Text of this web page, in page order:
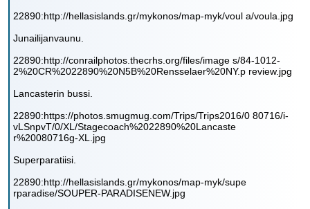
22890:http://hellasislands.gr/mykonos/map-myk/voul a/voula.jpg
Junailijanvaunu.
22890:http://conrailphotos.thecrhs.org/files/image s/84-1012-
2%20CR%2022890%20N5B%20Rensselaer%20NY.p review.jpg
Lancasterin bussi.
22890:https://photos.smugmug.com/Trips/Trips2016/0 80716/i-
vLSnpvT/0/XL/Stagecoach%2022890%20Lancaste
r%20080716g-XL.jpg
Superparatiisi.
22890:http://hellasislands.gr/mykonos/map-myk/supe
rparadise/SOUPER-PARADISENEW.jpg